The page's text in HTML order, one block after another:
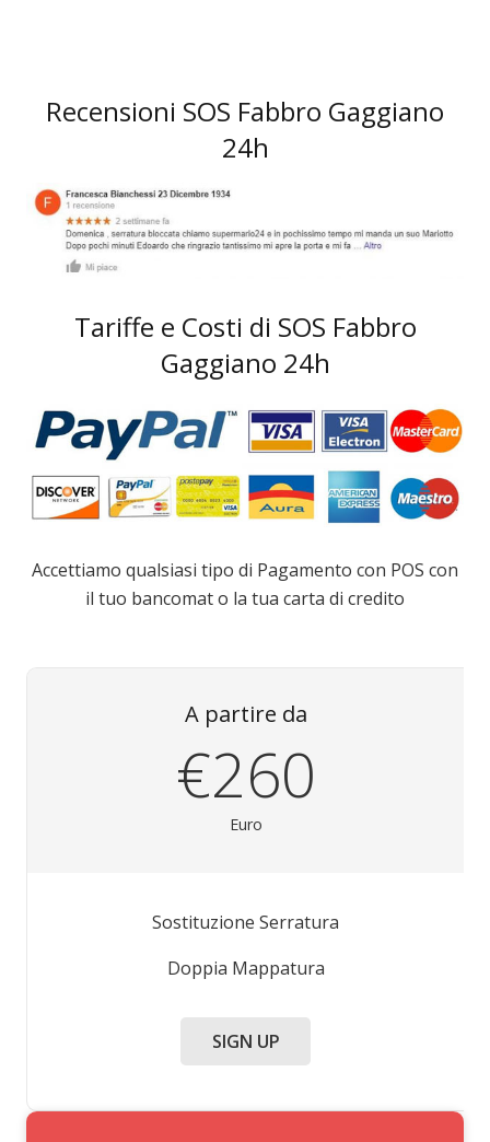
Recensioni SOS Fabbro Gaggiano
24h
Tariffe e Costi di SOS Fabbro
Gaggiano 24h
Accettiamo qualsiasi tipo di Pagamento con POS con
il tuo bancomat o la tua carta di credito
A partire da
€260
Euro
Sostituzione Serratura
Doppia Mappatura
SIGN UP